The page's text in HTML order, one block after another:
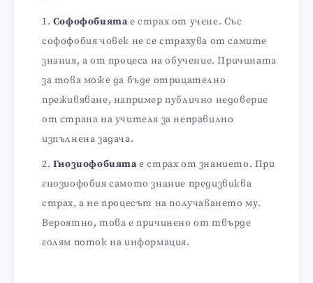
Софофобиятае страх от учене. Със
софофобия човек не се страхува от самите
знания, а от процеса на обучение. Причината
за това може да бъде отрицателно
преживяване, например публично недоверие
от страна на учителя за неправилно
изпълнена задача.
Гнозиофобиятае страх от знанието. При
гнозиофобия самото знание предизвиква
страх, а не процесът на получаването му.
Вероятно, това е причинено от твърде
голям поток на информация.